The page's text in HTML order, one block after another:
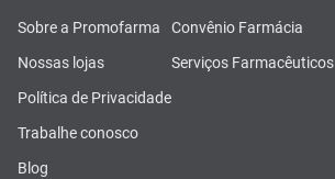
Sobre a Promofarma
Nossas lojas
Política de Privacidade
Trabalhe conosco
Blog
Convênio Farmácia
Serviços Farmacêuticos